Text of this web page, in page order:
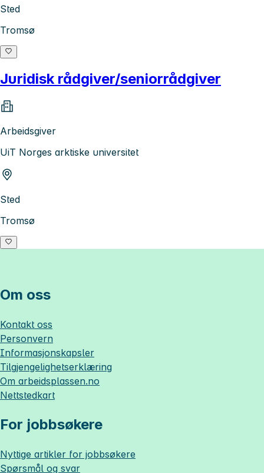
Sted
Tromsø
Juridisk rådgiver/seniorrådgiver
Arbeidsgiver
UiT Norges arktiske universitet
Sted
Tromsø
Om oss
Kontakt oss
Personvern
Informasjonskapsler
Tilgjengelighetserklæring
Om arbeidsplassen.no
Nettstedkart
For jobbsøkere
Nyttige artikler for jobbsøkere
Spørsmål og svar